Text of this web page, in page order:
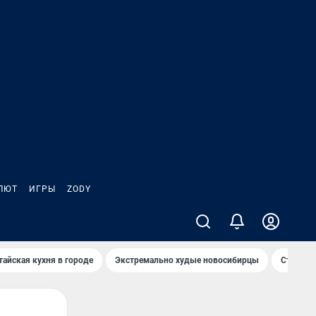
ИГРЫ ZODY
кухня в городе Экстремально худые новосибирцы Старт